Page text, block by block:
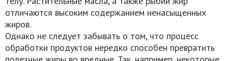
отличаются высоким содержанием ненасыщенных
жиров.
Однако не следует забывать о том, что процесс
обработки продуктов нередко способен превратить